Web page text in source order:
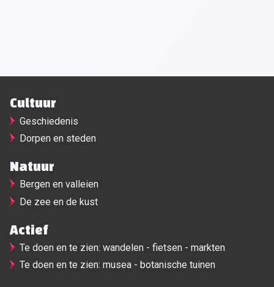
Cultuur
Geschiedenis
Dorpen en steden
Natuur
Bergen en valleien
De zee en de kust
Actief
Te doen en te zien: wandelen - fietsen - markten
Te doen en te zien: musea - botanische tuinen